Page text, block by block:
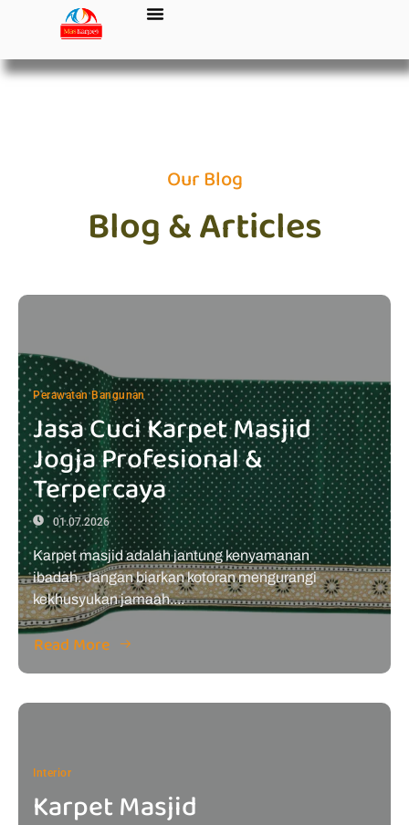
Our Blog
Blog & Articles
Perawatan Bangunan
Jasa Cuci Karpet Masjid
Jogja Profesional &
Terpercaya
01.07.2026
Karpet masjid adalah jantung kenyamanan
ibadah. Jangan biarkan kotoran mengurangi
kekhusyukan jamaah....
Read More
Interior
Karpet Masjid